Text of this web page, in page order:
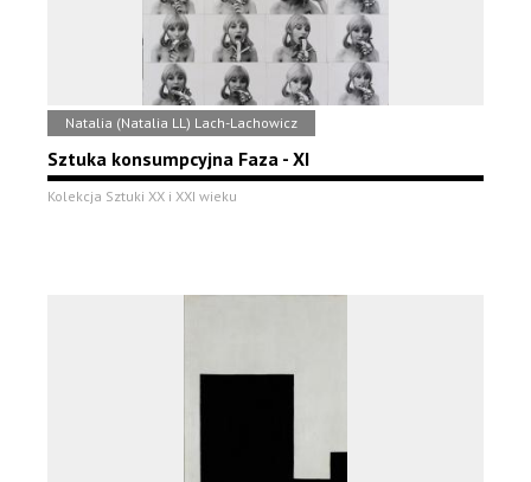
Natalia (Natalia LL) Lach-Lachowicz
Sztuka konsumpcyjna Faza - XI
Kolekcja Sztuki XX i XXI wieku